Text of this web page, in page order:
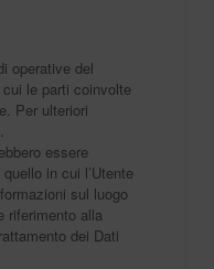
operative del
le parti coinvolte
Per ulteriori
essere
in cui l’Utente
sul luogo
riferimento alla
dei Dati